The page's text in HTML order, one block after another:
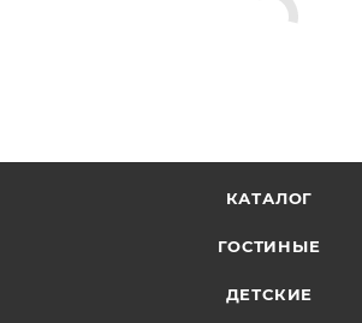
КАТАЛОГ
ГОСТИНЫЕ
ДЕТСКИЕ